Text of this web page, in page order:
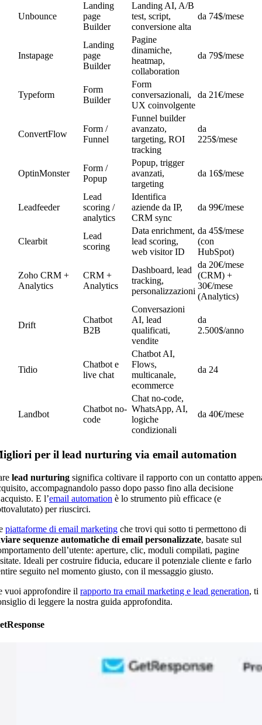
Unbounce
Landing
page
Builder
Landing AI, A/B
test, script,
conversione alta
da 74$/mese
Instapage
Landing
page
Builder
Pagine
dinamiche,
heatmap,
collaboration
da 79$/mese
Typeform
Form
Builder
Form
conversazionali,
UX coinvolgente
da 21€/mese
ConvertFlow
Form /
Funnel
Funnel builder
avanzato,
targeting, ROI
tracking
da
225$/mese
OptinMonster
Form /
Popup
Popup, trigger
avanzati,
targeting
da 16$/mese
Leadfeeder
Lead
scoring /
analytics
Identifica
aziende da IP,
CRM sync
da 99€/mese
Clearbit
Lead
scoring
Data enrichment,
lead scoring,
web visitor ID
da 45$/mese
(con
HubSpot)
Zoho CRM +
Analytics
CRM +
Analytics
Dashboard, lead
tracking,
personalizzazioni
da 20€/mese
(CRM) +
30€/mese
(Analytics)
Drift
Chatbot
B2B
Conversazioni
AI, lead
qualificati,
vendite
da
2.500$/anno
Tidio
Chatbot e
live chat
Chatbot AI,
Flows,
multicanale,
ecommerce
da 24
Landbot
Chatbot no-
code
Chat no-code,
WhatsApp, AI,
logiche
condizionali
da 40€/mese
per il lead nurturing via email automation
lead nurturing significa coltivare il rapporto con un contatto
accompagnandolo passo dopo passo fino alla decisione
E l’email automation è lo strumento più efficace (e
per riuscirci.
piattaforme di email marketing che trovi qui sotto ti permettono di
sequenze automatiche di email personalizzate, basate sul
dell’utente: aperture, clic, moduli compilati, pagine
Ideali per costruire fiducia, educare il potenziale cliente e farlo
seguito nel momento giusto, con il messaggio giusto.
vuoi approfondire il rapporto tra email marketing e lead generation, ti
di leggere la nostra guida approfondita.